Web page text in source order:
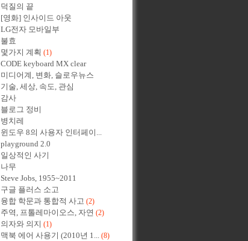
덕질의 끝
[영화] 인사이드 아웃
LG전자 모바일부
불효
몇가지 계획 (1)
CODE keyboard MX clear
미디어계, 변화, 슬로우뉴스
기술, 세상, 속도, 관심
감사
블로그 정비
병치레
윈도우 8의 사용자 인터페이...
playground 2.0
일상적인 사기
나무
Steve Jobs, 1955~2011
구글 플러스 소고
융합 학문과 통합적 사고 (2)
주역, 프톨레마이오스, 자연 (2)
의자와 의지 (1)
맥북 에어 사용기 (2010년 1... (8)